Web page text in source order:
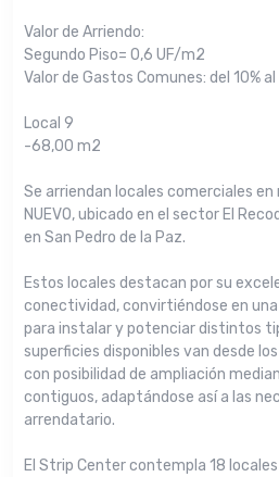
Valor de Arriendo:
Segundo Piso= 0,6 UF/m2
Valor de Gastos Comunes: del 10%
Local 9
-68,00 m2
Se arriendan locales comerciales
NUEVO, ubicado en el sector El
en San Pedro de la Paz.
Estos locales destacan por su
conectividad, convirtiéndose en
para instalar y potenciar distintos
superficies disponibles van desde
con posibilidad de ampliación
contiguos, adaptándose así a las
arrendatario.
El Strip Center contempla 18